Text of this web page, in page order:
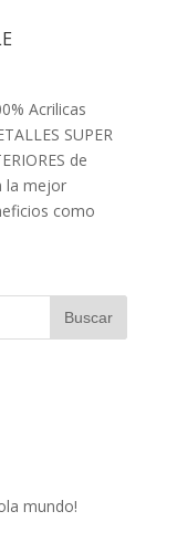
Acrilicas
SUPER
de
la mejor
como
mundo!